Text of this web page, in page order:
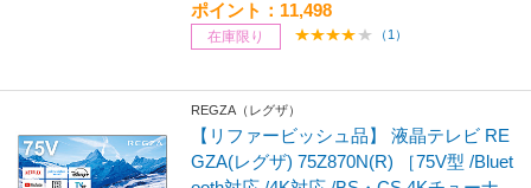
ポイント：11,498
在庫限り （1）
REGZA（レグザ）
【リファービッシュ品】 液晶テレビ RE
GZA(レグザ) 75Z870N(R) ［75V型 /Bluet